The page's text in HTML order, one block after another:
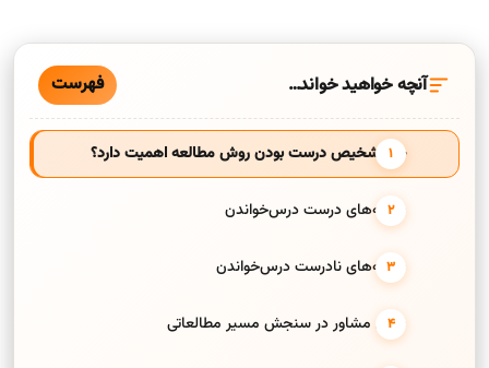
آنچه خواهید خواند… فهرست
چرا تشخیص درست بودن روش مطالعه اهمیت دارد؟
نشانه‌های درست درس‌خواندن
نشانه‌های نادرست درس‌خواندن
نقش مشاور در سنجش مسیر مطالعاتی